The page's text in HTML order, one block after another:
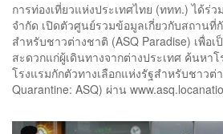
การท่องเที่ยวแห่งประเทศไทย (ททท.) ได้ร่
จำกัด เปิดตัวศูนย์รวมข้อมูลเกี่ยวกับสถานที่
สำหรับชาวต่างชาติ (ASQ Paradise) เพื่อ
สะดวกแก่ผู้เดินทางจากต่างประเทศ ค้นหา
โรงแรมกักตัวทางเลือกแห่งรัฐสำหรับชาวต่
Quarantine: ASQ) ผ่าน